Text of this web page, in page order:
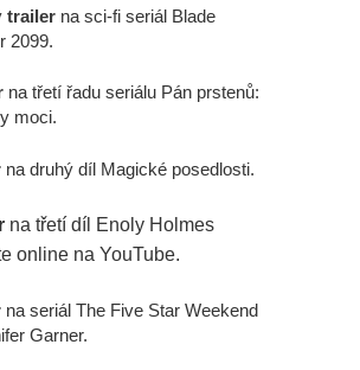
trailer na sci-fi seriál Blade
2099.
na třetí řadu seriálu Pán prstenů:
moci.
na druhý díl Magické posedlosti.
na třetí díl Enoly Holmes
online na YouTube.
na seriál The Five Star Weekend
Garner.